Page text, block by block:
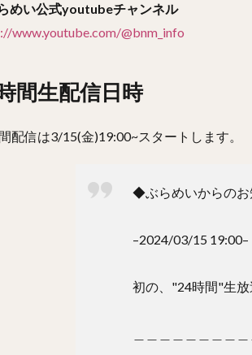
めい公式youtubeチャンネル
www.youtube.com/@bnm_info
間生配信日時
配信は3/15(金)19:00~スタートします。
◆ぶらめいからの
–2024/03/15 19:00–
初の、"24時間"生放